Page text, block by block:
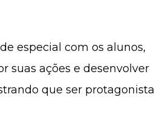
especial com os alunos,
suas ações e desenvolver
que ser protagonista